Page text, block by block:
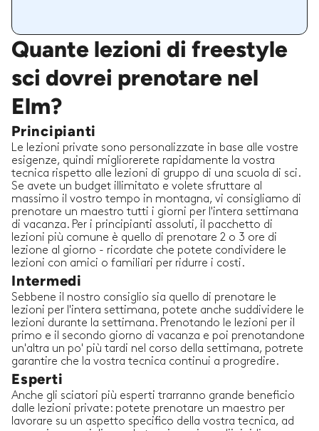
Quante lezioni di freestyle
sci dovrei prenotare nel
Elm?
Principianti
Le lezioni private sono personalizzate in base alle vostre
esigenze, quindi migliorerete rapidamente la vostra
tecnica rispetto alle lezioni di gruppo di una scuola di sci.
Se avete un budget illimitato e volete sfruttare al
massimo il vostro tempo in montagna, vi consigliamo di
prenotare un maestro tutti i giorni per l'intera settimana
di vacanza. Per i principianti assoluti, il pacchetto di
lezioni più comune è quello di prenotare 2 o 3 ore di
lezione al giorno - ricordate che potete condividere le
lezioni con amici o familiari per ridurre i costi.
Intermedi
Sebbene il nostro consiglio sia quello di prenotare le
lezioni per l'intera settimana, potete anche suddividere le
lezioni durante la settimana. Prenotando le lezioni per il
primo e il secondo giorno di vacanza e poi prenotandone
un'altra un po' più tardi nel corso della settimana, potrete
garantire che la vostra tecnica continui a progredire.
Esperti
Anche gli sciatori più esperti trarranno grande beneficio
dalle lezioni private: potete prenotare un maestro per
lavorare su un aspetto specifico della vostra tecnica, ad